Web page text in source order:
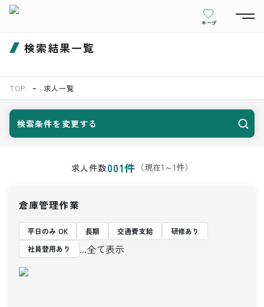
キープ
検索結果一覧
TOP 求人一覧
検索条件を変更する
求人件数001件 （現在1 ～1件）
倉庫管理作業
平日のみ OK 長期 交通費支給
研修あり
社員登用あり
...全て表示